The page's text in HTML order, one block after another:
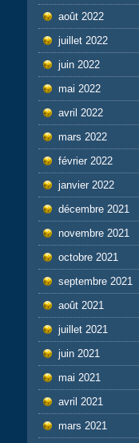
août 2022
juillet 2022
juin 2022
mai 2022
avril 2022
mars 2022
février 2022
janvier 2022
décembre 2021
novembre 2021
octobre 2021
septembre 2021
août 2021
juillet 2021
juin 2021
mai 2021
avril 2021
mars 2021